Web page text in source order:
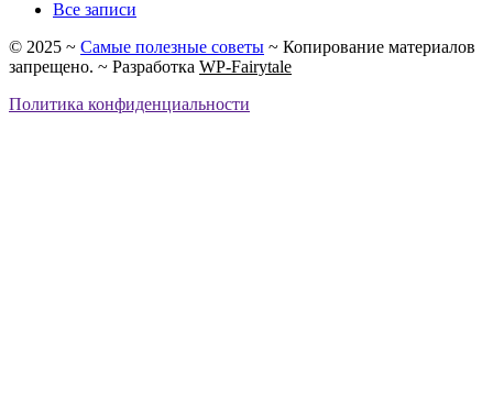
Все записи
© 2025 ~ Самые полезные советы ~ Копирование материалов
запрещено. ~ Разработка WP-Fairytale
Политика конфиденциальности